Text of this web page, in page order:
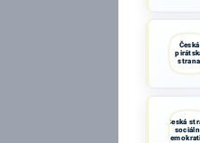
Česká
strana
Česká